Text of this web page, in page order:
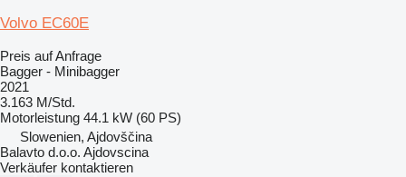
Volvo EC60E
Preis auf Anfrage
Bagger - Minibagger
2021
3.163 M/Std.
Motorleistung 44.1 kW (60 PS)
Slowenien, Ajdovščina
Balavto d.o.o. Ajdovscina
Verkäufer kontaktieren